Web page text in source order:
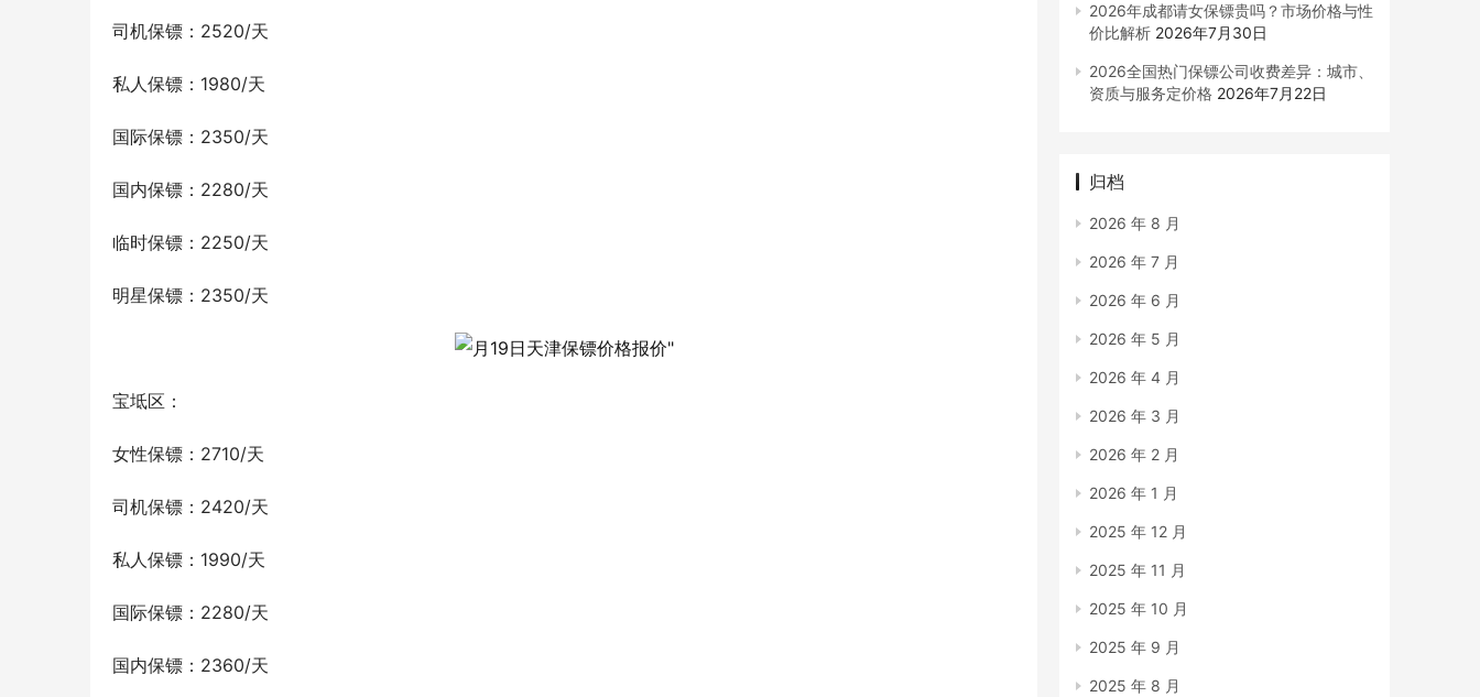
司机保镖：2520/天
私人保镖：1980/天
国际保镖：2350/天
国内保镖：2280/天
临时保镖：2250/天
明星保镖：2350/天
宝坻区：
女性保镖：2710/天
司机保镖：2420/天
私人保镖：1990/天
国际保镖：2280/天
国内保镖：2360/天
2026年成都请女保镖贵吗？市场价格与性
价比解析 2026年7月30日
2026全国热门保镖公司收费差异：城市、
资质与服务定价格 2026年7月22日
归档
2026 年 8 月
2026 年 7 月
2026 年 6 月
2026 年 5 月
2026 年 4 月
2026 年 3 月
2026 年 2 月
2026 年 1 月
2025 年 12 月
2025 年 11 月
2025 年 10 月
2025 年 9 月
2025 年 8 月